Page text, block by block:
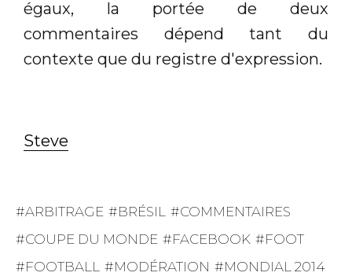
égaux, la portée de deux
commentaires dépend tant du
contexte que du registre d'expression.
Steve
ARBITRAGE BRÉSIL
COMMENTAIRES
COUPE DU MONDE
FACEBOOK
FOOT
FOOTBALL
MODÉRATION
MONDIAL 2014